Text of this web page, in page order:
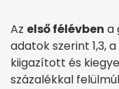
Az első félévben a
adatok szerint 1,3,
kiigazított és
százalékkal